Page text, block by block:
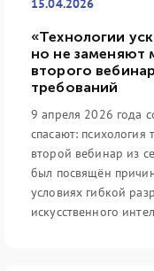
15.04.2026
«Технологии
но не заменяют
второго
требований
9 апреля 2026 года
спасают:
второй вебинар из
был посвящён
условиях гибкой
искусственного